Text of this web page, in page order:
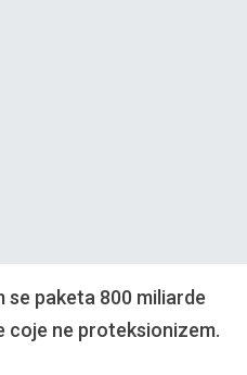
se paketa 800 miliarde
coje ne proteksionizem.